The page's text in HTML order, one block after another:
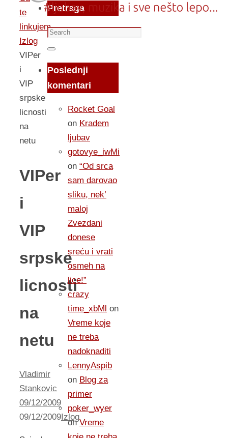
te
linkujem...
Izlog
VIPer
i
VIP
srpske
licnosti
na
netu
VIPer
i
VIP
srpske
licnosti
na
netu
Vladimir
Stankovic
09/12/2009
09/12/2009Izlog
Pretraga
Search
for:
Search
Poslednji
komentari
Rocket Goal
on Kradem
ljubav
gotovye_iwMi
on “Od srca
sam darovao
sliku, nek’
maloj
Zvezdani
donese
sreću i vrati
osmeh na
lice!”
crazy
time_xbMl on
Vreme koje
ne treba
nadoknaditi
LennyAspib
on Blog za
primer
poker_wyer
onVreme